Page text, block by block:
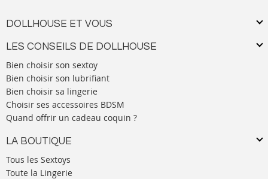
DOLLHOUSE ET VOUS
LES CONSEILS DE DOLLHOUSE
Bien choisir son sextoy
Bien choisir son lubrifiant
Bien choisir sa lingerie
Choisir ses accessoires BDSM
Quand offrir un cadeau coquin ?
LA BOUTIQUE
Tous les Sextoys
Toute la Lingerie